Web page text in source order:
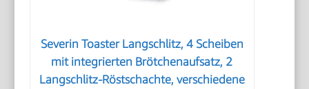
Severin Toaster Langschlitz, 4 Scheiben
mit integrierten Brötchenaufsatz, 2
Langschlitz-Röstschachte, verschiedene